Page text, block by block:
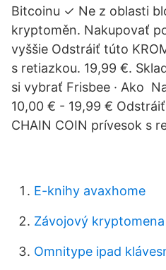
Bitcoinu ✓ Ne z oblasti
kryptoměn. Nakupovať
vyššie Odstráiť túto
s retiazkou. 19,99 €.
si vybrať Frisbee · Ako
10,00 € - 19,99 €
CHAIN COIN prívesok s
E-knihy avaxhome
Závojový
Omnitype ipad